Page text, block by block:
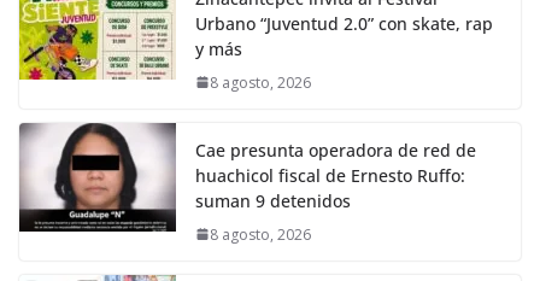
Urbano “Juventud 2.0” con skate, rap
y más
8 agosto, 2026
Cae presunta operadora de red de
huachicol fiscal de Ernesto Ruffo:
suman 9 detenidos
8 agosto, 2026